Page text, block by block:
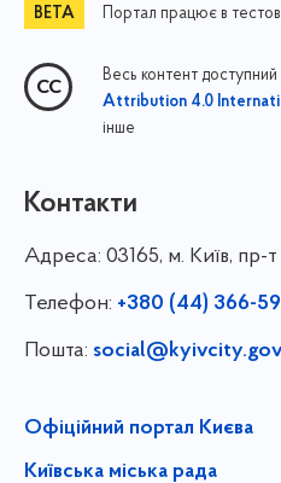
Портал працює в
Весь контент доступний
Attribution 4.0
інше
Контакти
Адреса: 03165, м. Київ,
Телефон: +380 (44) 366-
Пошта:
Офіційний портал Києва
Київська міська рада